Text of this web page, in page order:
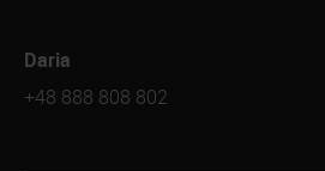
Daria
+48 888 808 802